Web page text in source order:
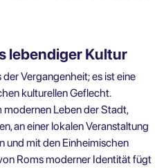
lebendiger Kultur
Vergangenheit; es ist eine
kulturellen Geflecht.
Leben der Stadt,
an einer lokalen Veranstaltung
und mit den Einheimischen
Roms moderner Identität fügt